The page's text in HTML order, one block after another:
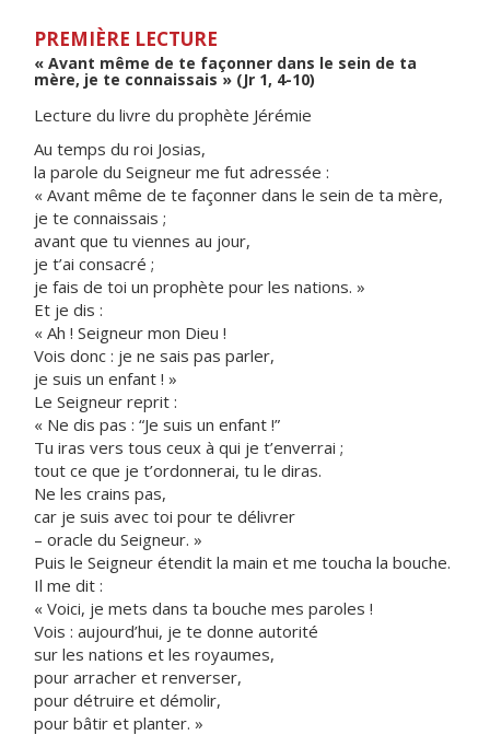
PREMIÈRE LECTURE
« Avant même de te façonner dans le sein de ta
mère, je te connaissais » (Jr 1, 4-10)
Lecture du livre du prophète Jérémie
Au temps du roi Josias,
la parole du Seigneur me fut adressée :
« Avant même de te façonner dans le sein de ta mère,
je te connaissais ;
avant que tu viennes au jour,
je t’ai consacré ;
je fais de toi un prophète pour les nations. »
Et je dis :
« Ah ! Seigneur mon Dieu !
Vois donc : je ne sais pas parler,
je suis un enfant ! »
Le Seigneur reprit :
« Ne dis pas : “Je suis un enfant !”
Tu iras vers tous ceux à qui je t’enverrai ;
tout ce que je t’ordonnerai, tu le diras.
Ne les crains pas,
car je suis avec toi pour te délivrer
– oracle du Seigneur. »
Puis le Seigneur étendit la main et me toucha la bouche.
Il me dit :
« Voici, je mets dans ta bouche mes paroles !
Vois : aujourd’hui, je te donne autorité
sur les nations et les royaumes,
pour arracher et renverser,
pour détruire et démolir,
pour bâtir et planter. »